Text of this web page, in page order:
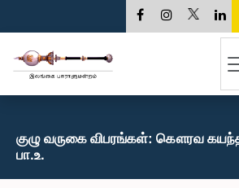
குழு வருகை விபரங்கள்: கௌரவ
பா.உ.